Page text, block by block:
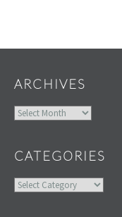
ARCHIVES
Archives
CATEGORIES
Categories